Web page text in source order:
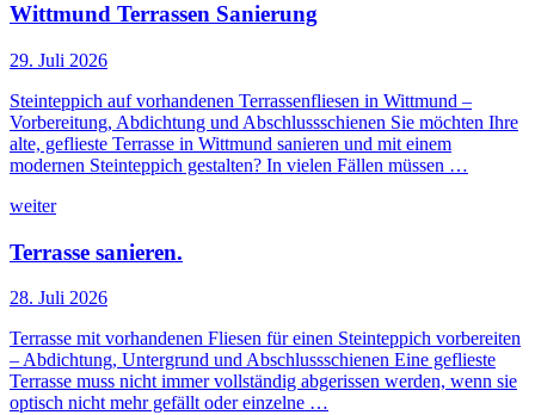
Wittmund Terrassen Sanierung
29. Juli 2026
Steinteppich auf vorhandenen Terrassenfliesen in Wittmund –
Vorbereitung, Abdichtung und Abschlussschienen Sie möchten Ihre
alte, geflieste Terrasse in Wittmund sanieren und mit einem
modernen Steinteppich gestalten? In vielen Fällen müssen …
weiter
Terrasse sanieren.
28. Juli 2026
Terrasse mit vorhandenen Fliesen für einen Steinteppich vorbereiten
– Abdichtung, Untergrund und Abschlussschienen Eine geflieste
Terrasse muss nicht immer vollständig abgerissen werden, wenn sie
optisch nicht mehr gefällt oder einzelne …